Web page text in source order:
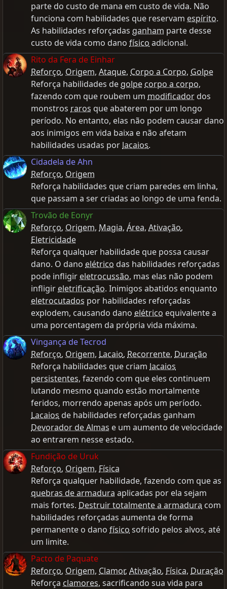
parte do custo de mana em custo de vida. Não
funciona com habilidades que reservam espírito.
As habilidades reforçadas ganham parte desse
custo de vida como dano físico adicional.
Rito da Fera de Einhar
Reforço, Origem, Ataque, Corpo a Corpo, Golpe
Reforça habilidades de golpe corpo a corpo,
fazendo com que roubem um modificadordos
monstros raros que abaterem por um longo
período. No entanto, elas não podem causar dano
aos inimigos em vida baixa e não afetam
habilidades usadas por lacaios.
Cidadela de Ahn
Reforço, Origem
Reforça habilidades que criam paredes em linha,
que passam a ser criadas ao longo de uma fenda.
Trovão de Eonyr
Reforço, Origem, Magia, Área, Ativação,
Eletricidade
Reforça qualquer habilidade que possa causar
dano. O dano elétrico das habilidades reforçadas
pode infligir eletrocussão, mas elas não podem
infligir eletrificação. Inimigos abatidos enquanto
eletrocutados por habilidades reforçadas
explodem, causando dano elétrico equivalente a
uma porcentagem da própria vida máxima.
Vingança de Tecrod
Reforço, Origem, Lacaio, Recorrente, Duração
Reforça habilidades que criam lacaios
persistentes, fazendo com que eles continuem
lutando mesmo quando estão mortalmente
feridos, morrendo apenas após um período.
Lacaios de habilidades reforçadas ganham
Devorador de Almas e um aumento de velocidade
ao entrarem nesse estado.
Fundição de Uruk
Reforço, Origem, Física
Reforça qualquer habilidade, fazendo com que as
quebras de armadura aplicadas por ela sejam
mais fortes. Destruir totalmente a armadura com
habilidades reforçadas aumenta de forma
permanente o dano físico sofrido pelos alvos, até
um limite.
Pacto de Paquate
Reforço, Origem, Clamor, Ativação, Física, Duração
Reforça clamores, sacrificando sua vida para